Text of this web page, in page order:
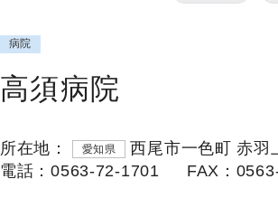
病院
高須病院
所在地： 愛知県
西尾市一色町 赤羽
電話：0563-72-1701
FAX：